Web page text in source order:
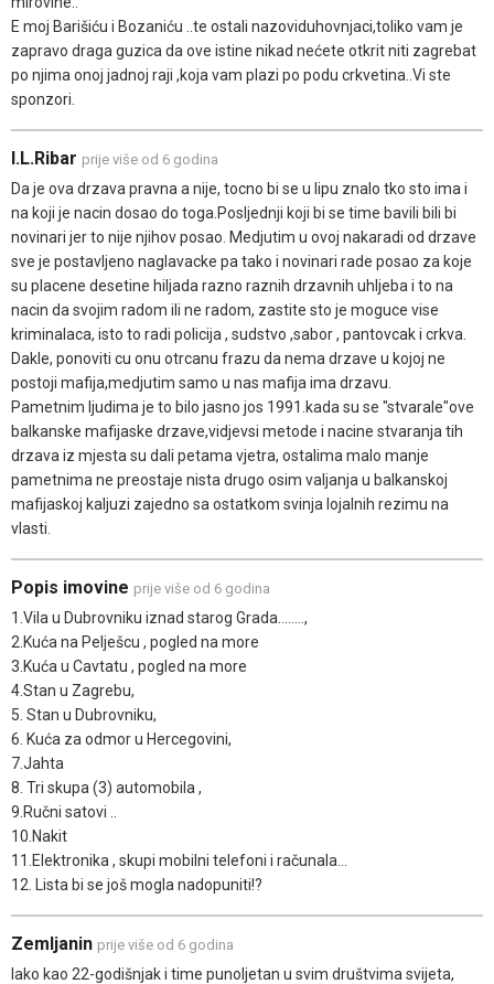
E moj Barišiću i Bozaniću ..te ostali nazoviduhovnjaci,toliko vam je
zapravo draga guzica da ove istine nikad nećete otkrit niti zagrebat
po njima onoj jadnoj raji ,koja vam plazi po podu crkvetina..Vi ste
sponzori.
I.L.Ribar prije više od 6 godina
Da je ova drzava pravna a nije, tocno bi se u lipu znalo tko sto ima i
na koji je nacin dosao do toga.Posljednji koji bi se time bavili bili bi
novinari jer to nije njihov posao. Medjutim u ovoj nakaradi od drzave
sve je postavljeno naglavacke pa tako i novinari rade posao za koje
su placene desetine hiljada razno raznih drzavnih uhljeba i to na
nacin da svojim radom ili ne radom, zastite sto je moguce vise
kriminalaca, isto to radi policija , sudstvo ,sabor , pantovcak i crkva.
Dakle, ponoviti cu onu otrcanu frazu da nema drzave u kojoj ne
postoji mafija,medjutim samo u nas mafija ima drzavu.
Pametnim ljudima je to bilo jasno jos 1991.kada su se "stvarale"ove
balkanske mafijaske drzave,vidjevsi metode i nacine stvaranja tih
drzava iz mjesta su dali petama vjetra, ostalima malo manje
pametnima ne preostaje nista drugo osim valjanja u balkanskoj
mafijaskoj kaljuzi zajedno sa ostatkom svinja lojalnih rezimu na
vlasti.
Popis imovine prije više od 6 godina
1.Vila u Dubrovniku iznad starog Grada……..,
2.Kuća na Pelješcu , pogled na more
3.Kuća u Cavtatu , pogled na more
4.Stan u Zagrebu,
5. Stan u Dubrovniku,
6. Kuća za odmor u Hercegovini,
7.Jahta
8. Tri skupa (3) automobila ,
9.Ručni satovi ..
10.Nakit
11.Elektronika , skupi mobilni telefoni i računala...
12. Lista bi se još mogla nadopuniti!?
Zemljanin prije više od 6 godina
Iako kao 22-godišnjak i time punoljetan u svim društvima svijeta,